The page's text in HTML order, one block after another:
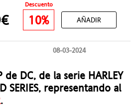
Descuento
10% AÑADIR
08-03-2024
de DC, de la serie HARLEY
SERIES, representando al
.